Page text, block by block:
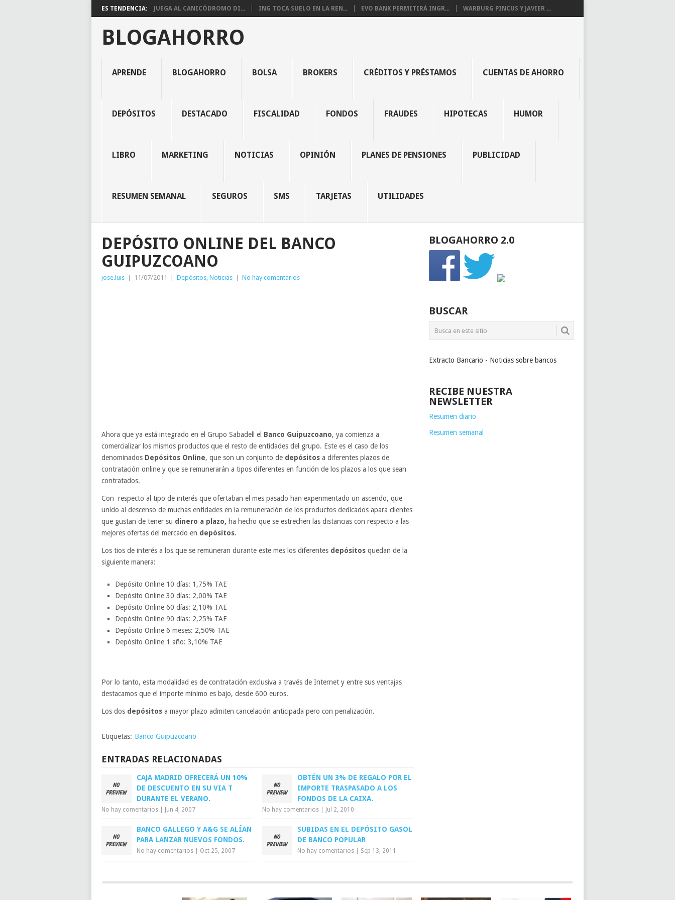
ES TENDENCIA: JUEGA AL CANICÓDROMO DI... ING TOCA SUELO EN LA REN... EVO BANK PERMITIRÁ INGR... WARBURG PINCUS Y JAVIER ...
BLOGAHORRO
APRENDE BLOGAHORRO BOLSA BROKERS CRÉDITOS Y PRÉSTAMOS CUENTAS DE AHORRO
DEPÓSITOS DESTACADO FISCALIDAD FONDOS FRAUDES HIPOTECAS HUMOR
LIBRO MARKETING NOTICIAS OPINIÓN PLANES DE PENSIONES PUBLICIDAD
RESUMEN SEMANAL SEGUROS SMS TARJETAS UTILIDADES
DEPÓSITO ONLINE DEL BANCO
GUIPUZCOANO
jose.luis 11/07/2011 Depósitos, Noticias No hay comentarios
Ahora que ya está integrado en el Grupo Sabadell el Banco Guipuzcoano, ya comienza a
comercializar los mismos productos que el resto de entidades del grupo. Este es el caso de los
denominados Depósitos Online, que son un conjunto de depósitos a diferentes plazos de
contratación online y que se remunerarán a tipos diferentes en función de los plazos a los que sean
contratados.
Con respecto al tipo de interés que ofertaban el mes pasado han experimentado un ascendo, que
unido al descenso de muchas entidades en la remuneración de los productos dedicados apara clientes
que gustan de tener su dinero a plazo, ha hecho que se estrechen las distancias con respecto a las
mejores ofertas del mercado en depósitos.
Los tios de interés a los que se remuneran durante este mes los diferentes depósitos quedan de la
siguiente manera:
Depósito Online 10 días: 1,75% TAE
Depósito Online 30 días: 2,00% TAE
Depósito Online 60 días: 2,10% TAE
Depósito Online 90 días: 2,25% TAE
Depósito Online 6 meses: 2,50% TAE
Depósito Online 1 año: 3,10% TAE
Por lo tanto, esta modalidad es de contratación exclusiva a través de Internet y entre sus ventajas
destacamos que el importe mínimo es bajo, desde 600 euros.
Los dos depósitos a mayor plazo admiten cancelación anticipada pero con penalización.
Etiquetas: Banco Guipuzcoano
ENTRADAS RELACIONADAS
CAJA MADRID OFRECERÁ UN 10%
DE DESCUENTO EN SU VIA T
DURANTE EL VERANO.
No hay comentarios Jun 4, 2007
OBTÉN UN 3% DE REGALO POR EL
IMPORTE TRASPASADO A LOS
FONDOS DE LA CAIXA.
No hay comentarios Jul 2, 2010
BANCO GALLEGO Y A&G SE ALÍAN
PARA LANZAR NUEVOS FONDOS.
No hay comentarios Oct 25, 2007
SUBIDAS EN EL DEPÓSITO GASOL
DE BANCO POPULAR
No hay comentarios Sep 13, 2011
BLOGAHORRO 2.0
BUSCAR
Extracto Bancario - Noticias sobre bancos
RECIBE NUESTRA
NEWSLETTER
Resumen diario
Resumen semanal